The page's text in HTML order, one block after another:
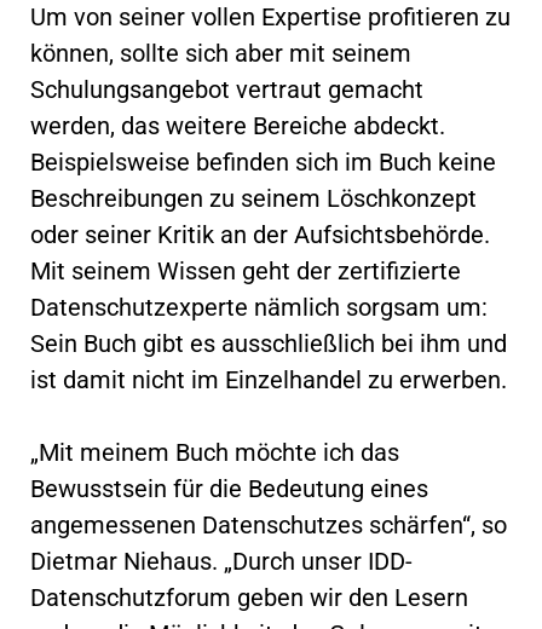
Um von seiner vollen Expertise profitieren zu
können, sollte sich aber mit seinem
Schulungsangebot vertraut gemacht
werden, das weitere Bereiche abdeckt.
Beispielsweise befinden sich im Buch keine
Beschreibungen zu seinem Löschkonzept
oder seiner Kritik an der Aufsichtsbehörde.
Mit seinem Wissen geht der zertifizierte
Datenschutzexperte nämlich sorgsam um:
Sein Buch gibt es ausschließlich bei ihm und
ist damit nicht im Einzelhandel zu erwerben.
„Mit meinem Buch möchte ich das
Bewusstsein für die Bedeutung eines
angemessenen Datenschutzes schärfen“, so
Dietmar Niehaus. „Durch unser IDD-
Datenschutzforum geben wir den Lesern